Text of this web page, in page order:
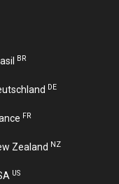
BR
DE
FR
Zealand NZ
US